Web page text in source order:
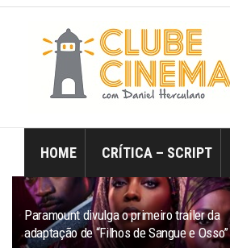
Paramount divulga o primeiro trailer da
adaptação de “Filhos de Sangue e Osso”
HOME CRÍTICA – SCRIPT